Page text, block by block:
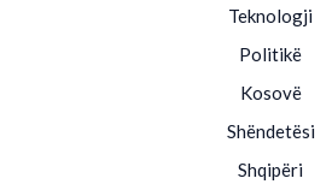
Teknologji
Politikë
Kosovë
Shëndetësi
Shqipëri